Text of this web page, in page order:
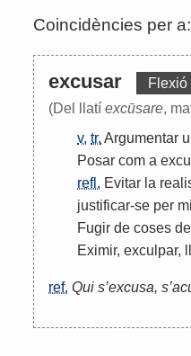
Coincidències per a:
excusar
Flexió
(Del llatí excūsare,
v. tr. Argumentar
Posar com a
refl. Evitar la
justificar-se per
Fugir de coses
Eximir, exculpar,
ref. Qui s’excusa,